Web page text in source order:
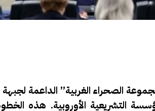
الصحراء الغربية” الداعمة
التشريعية الأوروبية. هذه